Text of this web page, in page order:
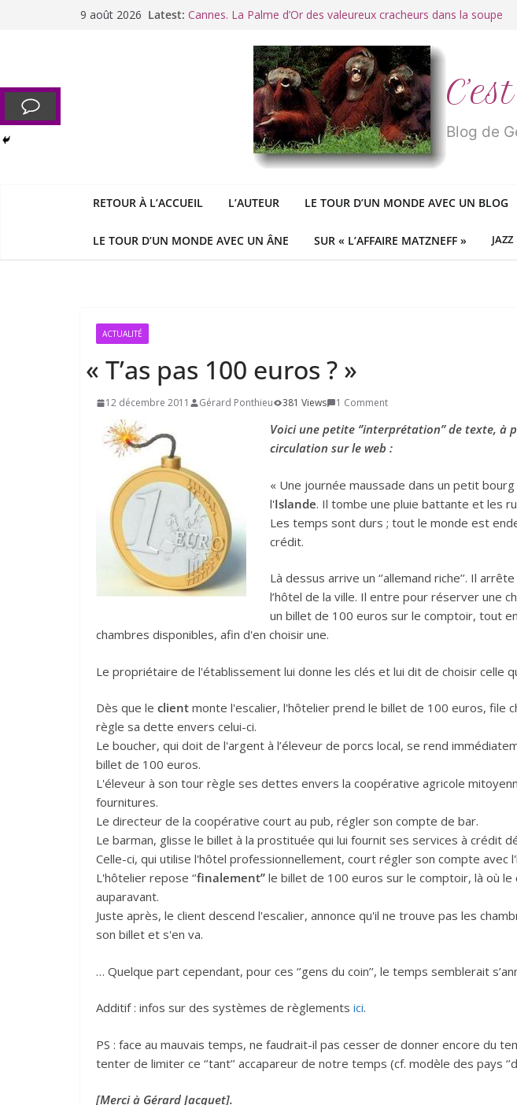
9 août 2026 Latest: Cannes. La Palme d’Or des valeureux cracheurs dans la soupe
Racisme. Moi, Picard-Marseillais traité de « blanc de merde » !
George : « Le meilleur des mondes » ou «
Le patriarcat », bouc émissaire des féministes idéologiques
Blog de
RETOUR À L’ACCUEIL L’AUTEUR LE TOUR D’UN MONDE AVEC UN BLOG
LE TOUR D’UN MONDE AVEC UN ÂNE SUR « L’AFFAIRE MATZNEFF » JAZZ
ACTUALITÉ
« T’as pas 100 euros ? »
12 décembre 2011 Gérard Ponthieu 381 Views 1 Comment
Voici une petite ‘’interprétation’’ de texte, à
circulation sur le web :
« Une journée maussade dans un petit
l'Islande. Il tombe une pluie battante et les
Les temps sont durs ; tout le monde est
crédit.
Là dessus arrive un ‘’allemand riche’’. Il
l’hôtel de la ville. Il entre pour réserver une
un billet de 100 euros sur le comptoir, tout
chambres disponibles, afin d'en choisir une.
Le propriétaire de l'établissement lui donne les clés et lui dit de choisir celle
Dès que le client monte l'escalier, l'hôtelier prend le billet de 100 euros, file
règle sa dette envers celui-ci.
Le boucher, qui doit de l'argent à l’éleveur de porcs local, se rend
billet de 100 euros.
L'éleveur à son tour règle ses dettes envers la coopérative agricole
fournitures.
Le directeur de la coopérative court au pub, régler son compte de bar.
Le barman, glisse le billet à la prostituée qui lui fournit ses services à crédit
Celle-ci, qui utilise l'hôtel professionnellement, court régler son compte avec
L'hôtelier repose ‘’finalement’’ le billet de 100 euros sur le comptoir, là où le
auparavant.
Juste après, le client descend l'escalier, annonce qu'il ne trouve pas les
son billet et s'en va.
… Quelque part cependant, pour ces ‘’gens du coin’’, le temps semblerait
Additif : infos sur des systèmes de règlements ici.
PS : face au mauvais temps, ne faudrait-il pas cesser de donner encore du
tenter de limiter ce ‘’tant’’ accapareur de notre temps (cf. modèle des pays
[Merci à Gérard Jacquet].